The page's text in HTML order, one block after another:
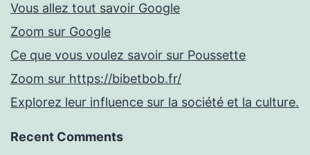
Vous allez tout savoir Google
Zoom sur Google
Ce que vous voulez savoir sur Poussette
Zoom sur https://bibetbob.fr/
Explorez leur influence sur la société et la culture.
Recent Comments